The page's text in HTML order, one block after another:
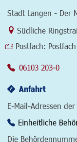
Stadt Langen - Der
Link zur Google-
Südliche
Postfach:
06103 203-0
Anfahrt
E-Mail-Adressen
Einheitliche
Die